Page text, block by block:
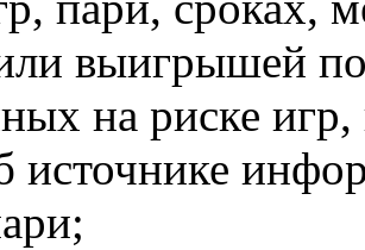
выигрышей по
на риске
источнике